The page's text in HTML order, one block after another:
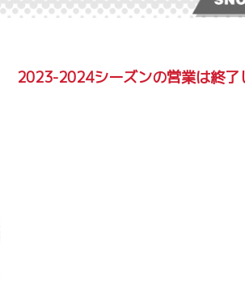
2023-2024シーズンの営業は終了